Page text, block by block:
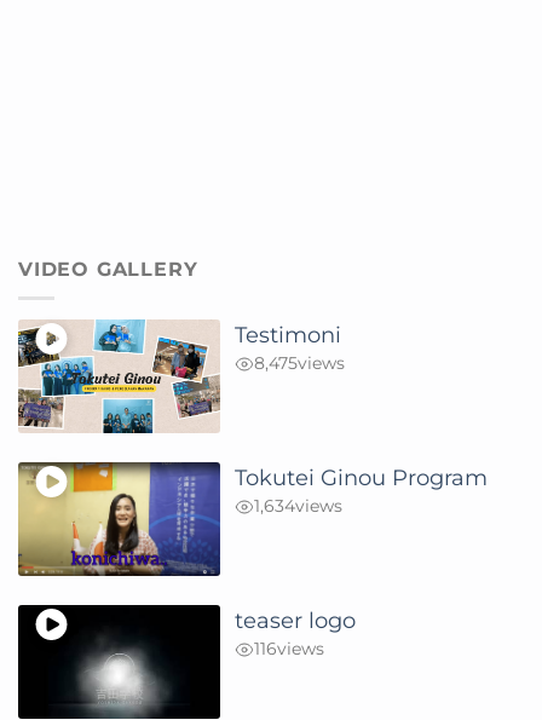
VIDEO GALLERY
Testimoni
8,475views
Tokutei Ginou Program
1,634views
teaser logo
116views